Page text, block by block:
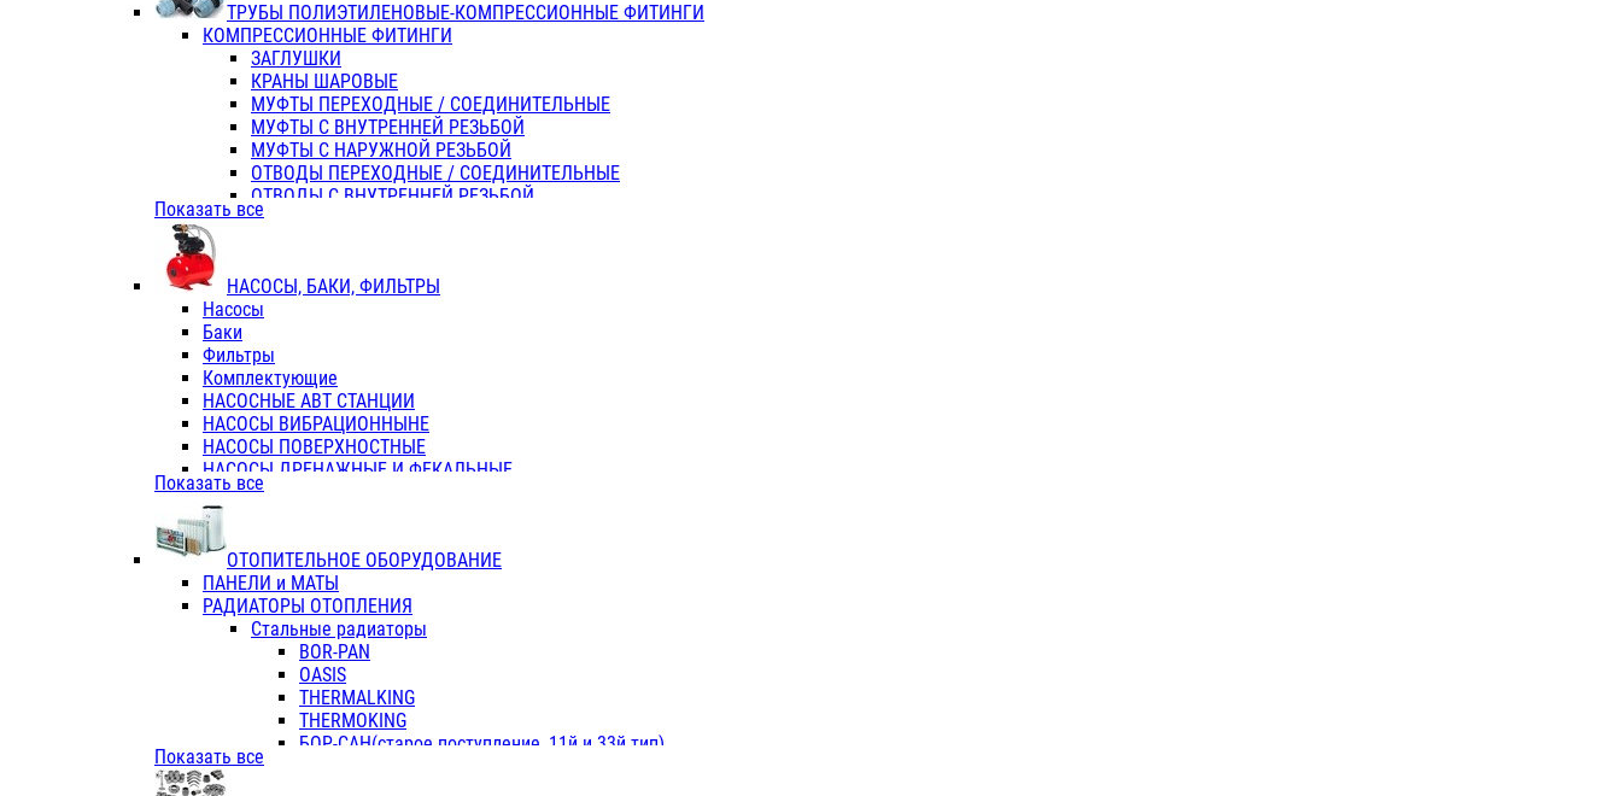
Отвертки
Хоз. инвентарь
ЭЛ. ИНСТРУМЕНТ OASIS
ТРУБЫ ПОЛИЭТИЛЕНОВЫЕ-КОМПРЕССИОННЫЕ ФИТИНГИ
КОМПРЕССИОННЫЕ ФИТИНГИ
ЗАГЛУШКИ
КРАНЫ ШАРОВЫЕ
МУФТЫ ПЕРЕХОДНЫЕ / СОЕДИНИТЕЛЬНЫЕ
МУФТЫ С ВНУТРЕННЕЙ РЕЗЬБОЙ
МУФТЫ С НАРУЖНОЙ РЕЗЬБОЙ
ОТВОДЫ ПЕРЕХОДНЫЕ / СОЕДИНИТЕЛЬНЫЕ
ОТВОДЫ С ВНУТРЕННЕЙ РЕЗЬБОЙ
ОТВОДЫ С НАРУЖНОЙ РЕЗЬБОЙ
ТРОЙНИКИ ПЕРЕХОДНЫЕ / СОЕДИНИТЕЛЬНЫЕ
ТРОЙНИКИ С ВНУТРЕННЕЙ РЕЗЬБОЙ
КОЛЬЦА РЕЗИНОВЫЕ
ТРУБЫ НАПОРНЫЕ
ТРУБЫ ГОФРИРОВАННЫЕ ДВУХСЛ.
ТРУБЫ ПОЛИЭТИЛЕНОВЫЕ
Показать все
НАСОСЫ, БАКИ, ФИЛЬТРЫ
Насосы
Баки
Фильтры
Комплектующие
НАСОСНЫЕ АВТ СТАНЦИИ
НАСОСЫ ВИБРАЦИОННЫНЕ
НАСОСЫ ПОВЕРХНОСТНЫЕ
НАСОСЫ ДРЕНАЖНЫЕ И ФЕКАЛЬНЫЕ
НАСОСЫ ПОВЫСИТ и ЦИРКУЛЯЦИОННЫЕ
НАСОСЫ СКВАЖИННЫЕ
Показать все
ОТОПИТЕЛЬНОЕ ОБОРУДОВАНИЕ
ПАНЕЛИ и МАТЫ
РАДИАТОРЫ ОТОПЛЕНИЯ
Стальные радиаторы
BOR-PAN
OASIS
THERMALKING
THERMOKING
БОР-САН(старое поступление, 11й и 33й тип)
Показать все